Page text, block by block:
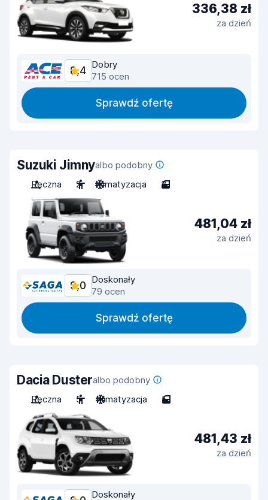
336,38 zł
za dzień
8,4
Dobry
715 ocen
Sprawdź ofertę
Suzuki Jimnyalbo podobny
Ręczna
2 Klimatyzacja 3
481,04 zł
za dzień
9,0
Doskonały
79 ocen
Sprawdź ofertę
Dacia Dusteralbo podobny
Ręczna
5 Klimatyzacja 5
481,43 zł
za dzień
Doskonały